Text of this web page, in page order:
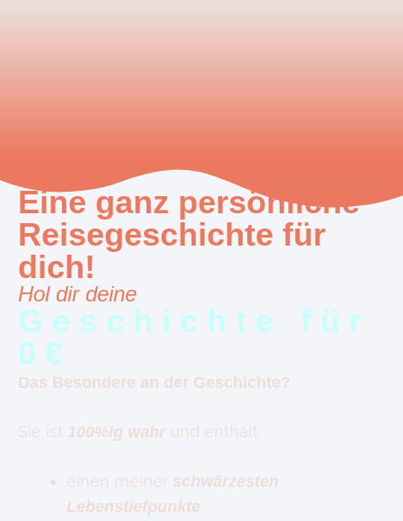
Eine ganz persönliche
Reisegeschichte für
dich!
Hol dir deine
Geschichte für
0€
Das Besondere an der Geschichte?
Sie ist 100%ig wahr und enthält
einen meiner schwärzesten
Lebenstiefpunkte